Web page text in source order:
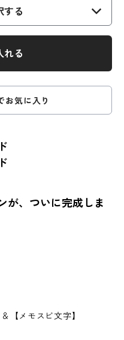
する
れる
お気に入り
が、ついに完成しま
【メモスビ文字】